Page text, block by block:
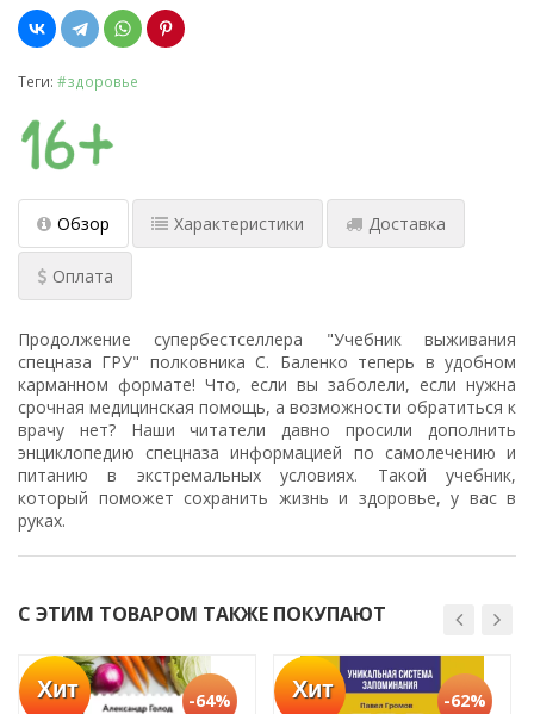
Теги: #здоровье
Обзор Характеристики Доставка
Оплата
Продолжение супербестселлера "Учебник выживания
спецназа ГРУ" полковника С. Баленко теперь в удобном
карманном формате! Что, если вы заболели, если нужна
срочная медицинская помощь, а возможности обратиться к
врачу нет? Наши читатели давно просили дополнить
энциклопедию спецназа информацией по самолечению и
питанию в экстремальных условиях. Такой учебник,
который поможет сохранить жизнь и здоровье, у вас в
руках.
С ЭТИМ ТОВАРОМ ТАКЖЕ ПОКУПАЮТ
Хит -64% Хит -62%